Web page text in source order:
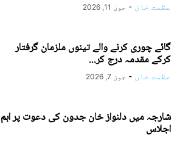
عظمت خان - جون 11, 2026
گائے چوری کرنے والے تینوں ملزمان گرفتار
کرکے مقدمہ درج کر...
عظمت خان - جون 7, 2026
شارجہ میں دلنواز خان جدون کی دعوت پر اہم
اجلاس